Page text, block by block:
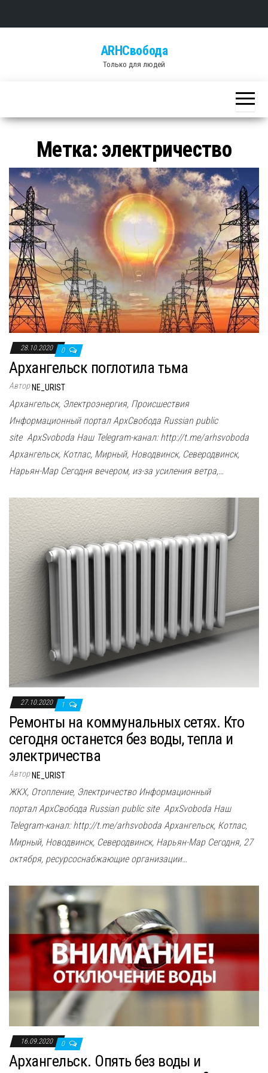
ARHСвобода
Только для людей
Метка: электричество
28.10.2020 0
Архангельск поглотила тьма
Автор NE_URIST
Архангельск, Электроэнергия, Происшествия
Информационный портал АрхСвобода Russian public
site ApxSvoboda Наш Telegram-канал: http://t.me/arhsvoboda
Архангельск, Котлас, Мирный, Новодвинск, Северодвинск,
Нарьян-Мар Сегодня вечером, из-за усиления ветра,…
27.10.2020 1
Ремонты на коммунальных сетях. Кто
сегодня останется без воды, тепла и
электричества
Автор NE_URIST
ЖКХ, Отопление, Электричество Информационный
портал АрхСвобода Russian public site ApxSvoboda Наш
Telegram-канал: http://t.me/arhsvoboda Архангельск, Котлас,
Мирный, Новодвинск, Северодвинск, Нарьян-Мар Сегодня, 27
октября, ресурсоснабжающие организации…
16.09.2020 0
Архангельск. Опять без воды и